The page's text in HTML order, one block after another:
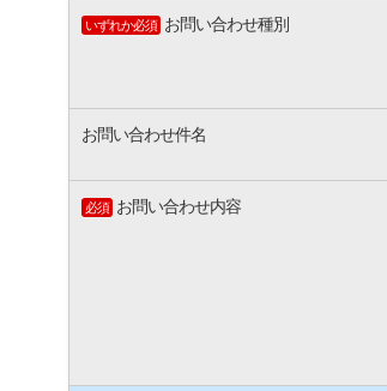
いずれか必須 お問い合わせ種別
お問い合わせ件名
必須 お問い合わせ内容